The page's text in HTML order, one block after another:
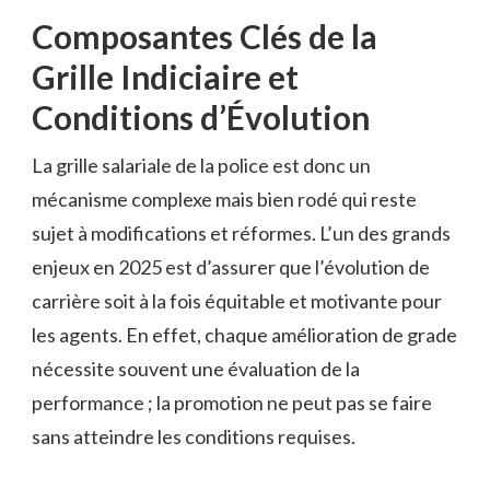
Composantes Clés de la
Grille Indiciaire et
Conditions d’Évolution
La grille salariale de la police est donc un
mécanisme complexe mais bien rodé qui reste
sujet à modifications et réformes. L’un des grands
enjeux en 2025 est d’assurer que l’évolution de
carrière soit à la fois équitable et motivante pour
les agents. En effet, chaque amélioration de grade
nécessite souvent une évaluation de la
performance ; la promotion ne peut pas se faire
sans atteindre les conditions requises.